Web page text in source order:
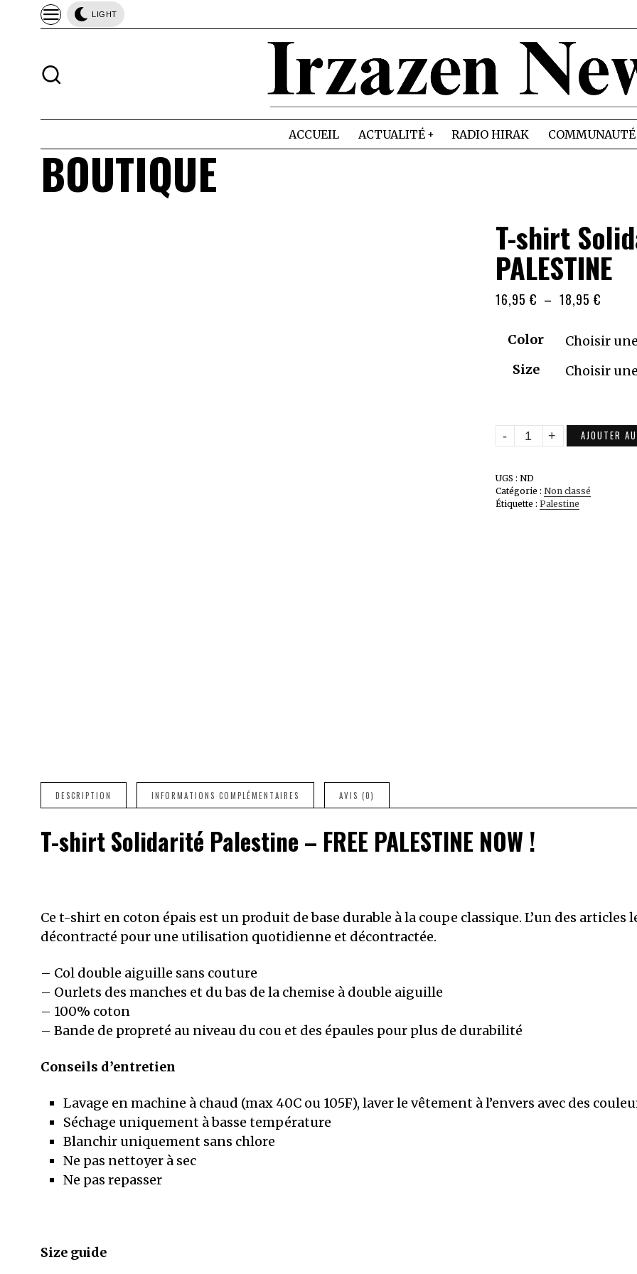
LIGHT
ACCUEIL ACTUALITÉ RADIO HIRAK COMMUNAUTÉ
BOUTIQUE
T-shirt
PALESTINE
16,95 € – 18,95 €Plage
prix :
à
Color
Size
quantité
T-
shirt
Solidarité
AJOUTER
UGS : ND
Catégorie : Non classé
Étiquette : Palestine
DESCRIPTION INFORMATIONS COMPLÉMENTAIRES AVIS (0)
T-shirt Solidarité Palestine – FREE PALESTINE NOW !
Ce t-shirt en coton épais est un produit de base durable à la coupe classique. L’un des
décontracté pour une utilisation quotidienne et décontractée.
– Col double aiguille sans couture
– Ourlets des manches et du bas de la chemise à double aiguille
– 100% coton
– Bande de propreté au niveau du cou et des épaules pour plus de durabilité
Conseils d’entretien
Lavage en machine à chaud (max 40C ou 105F), laver le vêtement à l’envers avec des
Séchage uniquement à basse température
Blanchir uniquement sans chlore
Ne pas nettoyer à sec
Ne pas repasser
Size guide